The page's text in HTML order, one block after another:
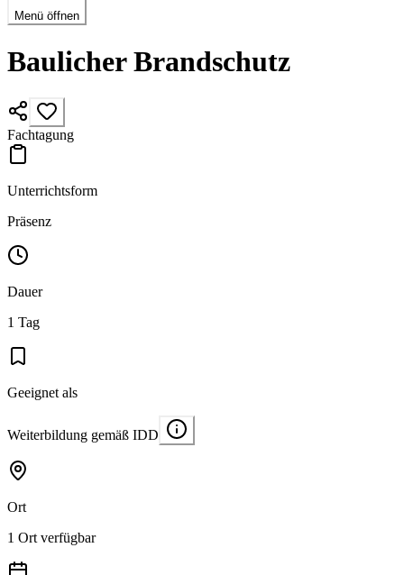
Menü öffnen
Baulicher Brandschutz
Fachtagung
Unterrichtsform
Präsenz
Dauer
1 Tag
Geeignet als
Weiterbildung gemäß IDD
Ort
1 Ort verfügbar